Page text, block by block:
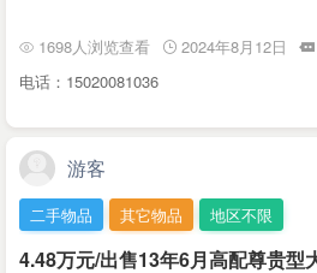
1698人浏览查看 2024年8月12日
电话：15020081036
游客
二手物品 其它物品 地区不限